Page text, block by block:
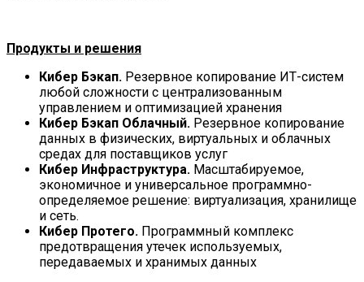
Продукты и решения
Кибер Бэкап. Резервное копирование ИТ-систем
любой сложности с централизованным
управлением и оптимизацией хранения
Кибер Бэкап Облачный. Резервное копирование
данных в физических, виртуальных и облачных
средах для поставщиков услуг
Кибер Инфраструктура. Масштабируемое,
экономичное и универсальное программно-
определяемое решение: виртуализация, хранилище
и сеть.
Кибер Протего. Программный комплекс
предотвращения утечек используемых,
передаваемых и хранимых данных